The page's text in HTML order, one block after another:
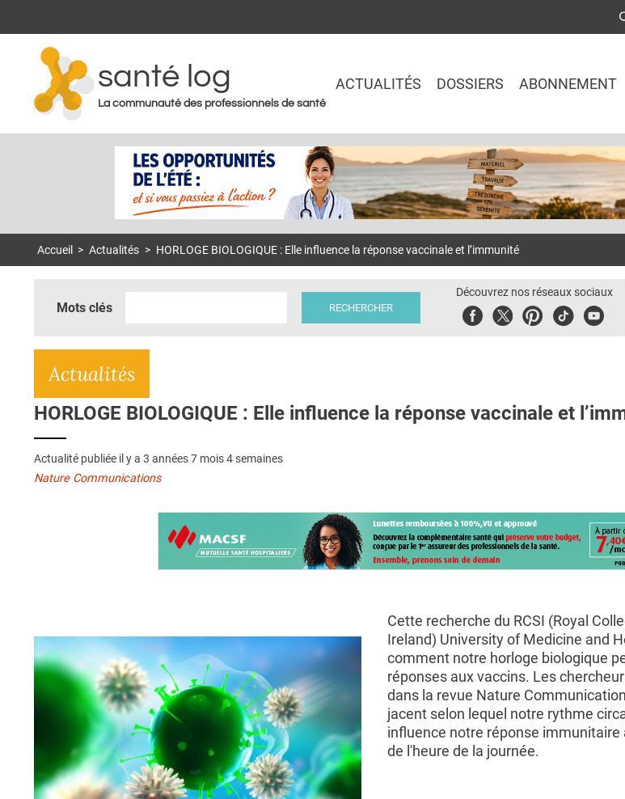
santé log
La communauté des professionnels de santé
ACTUALITÉS DOSSIERS ABONNEMENT
Accueil > Actualités > HORLOGE BIOLOGIQUE : Elle influence la réponse vaccinale et l’immunité
Mots clés
Découvrez nos réseaux sociaux
FacebookTwitterPinterest
TiktokYoubute
Actualités
HORLOGE BIOLOGIQUE : Elle influence la réponse vaccinale et
Actualité publiée il y a 3 années 7 mois 4 semaines
Nature Communications
Cette recherche du RCSI (Royal
Ireland) University of Medicine and
comment notre horloge biologique
réponses aux vaccins. Les
dans la revue Nature
jacent selon lequel notre rythme
influence notre réponse immunitaire
de l'heure de la journée.